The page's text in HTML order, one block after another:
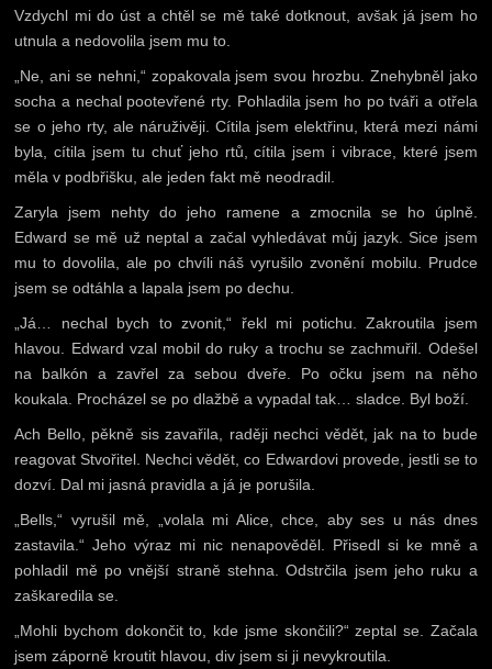
Vzdychl mi do úst a chtěl se mě také dotknout, avšak já jsem ho
utnula a nedovolila jsem mu to.
„Ne, ani se nehni,“ zopakovala jsem svou hrozbu. Znehybněl jako
socha a nechal pootevřené rty. Pohladila jsem ho po tváři a otřela
se o jeho rty, ale náruživěji. Cítila jsem elektřinu, která mezi námi
byla, cítila jsem tu chuť jeho rtů, cítila jsem i vibrace, které jsem
měla v podbřišku, ale jeden fakt mě neodradil.
Zaryla jsem nehty do jeho ramene a zmocnila se ho úplně.
Edward se mě už neptal a začal vyhledávat můj jazyk. Sice jsem
mu to dovolila, ale po chvíli náš vyrušilo zvonění mobilu. Prudce
jsem se odtáhla a lapala jsem po dechu.
„Já… nechal bych to zvonit,“ řekl mi potichu. Zakroutila jsem
hlavou. Edward vzal mobil do ruky a trochu se zachmuřil. Odešel
na balkón a zavřel za sebou dveře. Po očku jsem na něho
koukala. Procházel se po dlažbě a vypadal tak… sladce. Byl boží.
Ach Bello, pěkně sis zavařila, raději nechci vědět, jak na to bude
reagovat Stvořitel. Nechci vědět, co Edwardovi provede, jestli se to
dozví. Dal mi jasná pravidla a já je porušila.
„Bells,“ vyrušil mě, „volala mi Alice, chce, aby ses u nás dnes
zastavila.“ Jeho výraz mi nic nenapověděl. Přisedl si ke mně a
pohladil mě po vnější straně stehna. Odstrčila jsem jeho ruku a
zaškaredila se.
„Mohli bychom dokončit to, kde jsme skončili?“ zeptal se. Začala
jsem záporně kroutit hlavou, div jsem si ji nevykroutila.